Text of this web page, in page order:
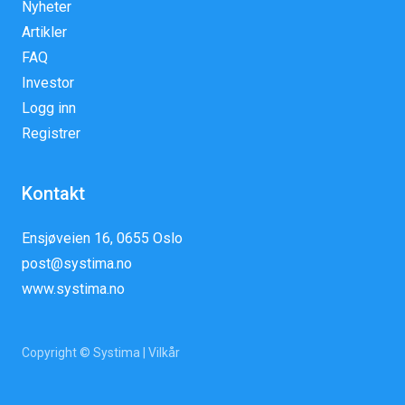
Nyheter
Artikler
FAQ
Investor
Logg inn
Registrer
Kontakt
Ensjøveien 16, 0655 Oslo
post@systima.no
www.systima.no
Copyright © Systima | Vilkår